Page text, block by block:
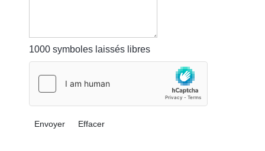
1000 symboles laissés libres
Envoyer Effacer